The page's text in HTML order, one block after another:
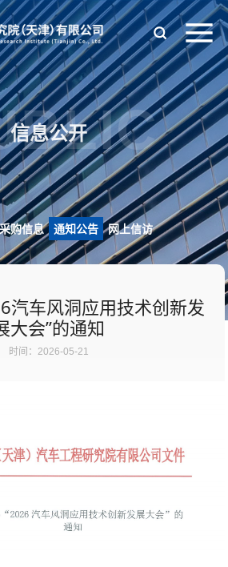
信息公开
采购信息 通知公告 网上信访
汽车风洞应用技术创新发
大会”的通知
时间： 2026-05-21